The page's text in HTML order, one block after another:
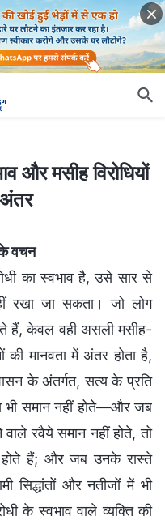
के सार में अंतर
और मसीह विरोधियों
के वचन
का स्वभाव है, उसे सार से
रखा जा सकता। जो लोग
हैं, केवल वही असली मसीह-
की मानवता में अंतर होता है,
के अंतर्गत, सत्य के प्रति
भी समान नहीं होते—और जब
वाले रवैये समान नहीं होते, तो
होते हैं; और जब उनके रास्ते
सिद्धांतों और नतीजों में भी
के स्वभाव वाले व्यक्ति की